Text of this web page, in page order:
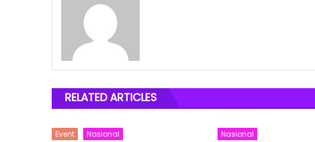
RELATED ARTICLES
Event Nasional Nasional